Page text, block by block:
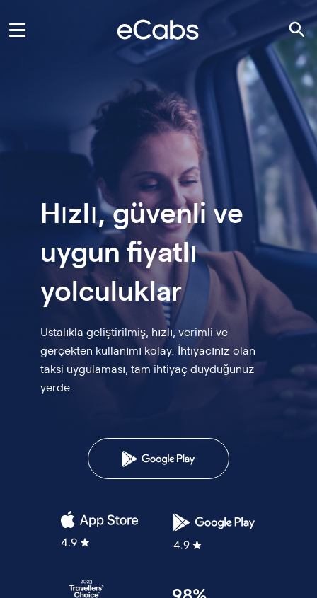
Hızlı, güvenli ve
uygun fiyatlı
yolculuklar
Ustalıkla geliştirilmiş, hızlı, verimli ve
gerçekten kullanımı kolay.
İhtiyacınız olan
taksi uygulaması, tam ihtiyaç duyduğunuz
yerde.